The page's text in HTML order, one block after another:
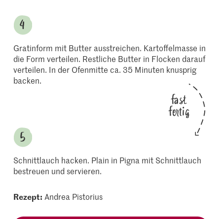
Gratinform mit Butter ausstreichen. Kartoffelmasse in
die Form verteilen. Restliche Butter in Flocken darauf
verteilen. In der Ofenmitte ca. 35 Minuten knusprig
backen.
fast
fertig
Schnittlauch hacken. Plain in Pigna mit Schnittlauch
bestreuen und servieren.
Rezept: Andrea Pistorius